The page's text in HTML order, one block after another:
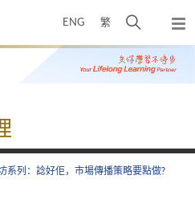
ENG 繁
开
搜
寻
弹
出
主
系列：諗好佢，市場傳播策略要點做?